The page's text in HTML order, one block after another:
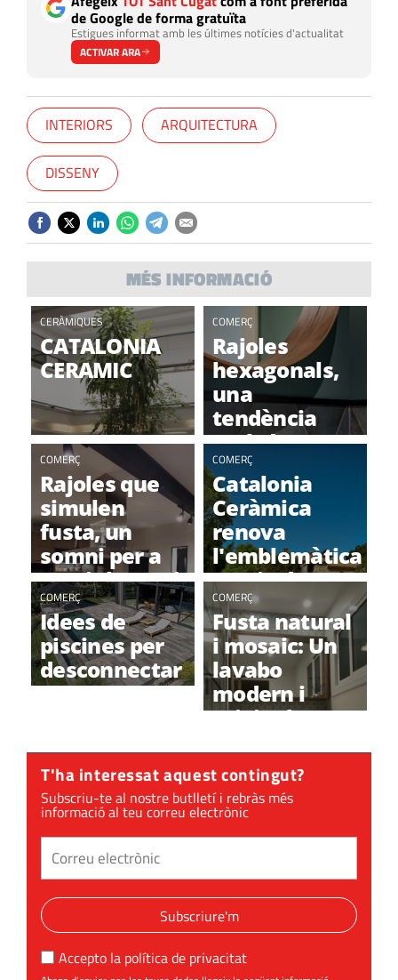
de Google de forma gratuïta
Estigues informat amb les últimes notícies d'actualitat
ACTIVAR ARA
INTERIORS ARQUITECTURA
DISSENY
MÉS INFORMACIÓ
CERÀMIQUES
CATALONIA
CERAMIC
COMERÇ
Rajoles
hexagonals,
una
tendència
amb desenes
de
possibilitats
COMERÇ
Rajoles que
simulen
fusta, un
somni per a
vestir banys i
cuines
COMERÇ
Catalonia
Ceràmica
renova
l'emblemàtica
masia de Can
Darder
COMERÇ
Idees de
piscines per
desconnectar
aquest estiu
COMERÇ
Fusta natural
i mosaic: Un
lavabo
modern i
original
T'ha interessat aquest contingut?
Subscriu-te al nostre butlletí i rebràs més
informació al teu correu electrònic
Subscriure'm
Accepto la política de privacitat